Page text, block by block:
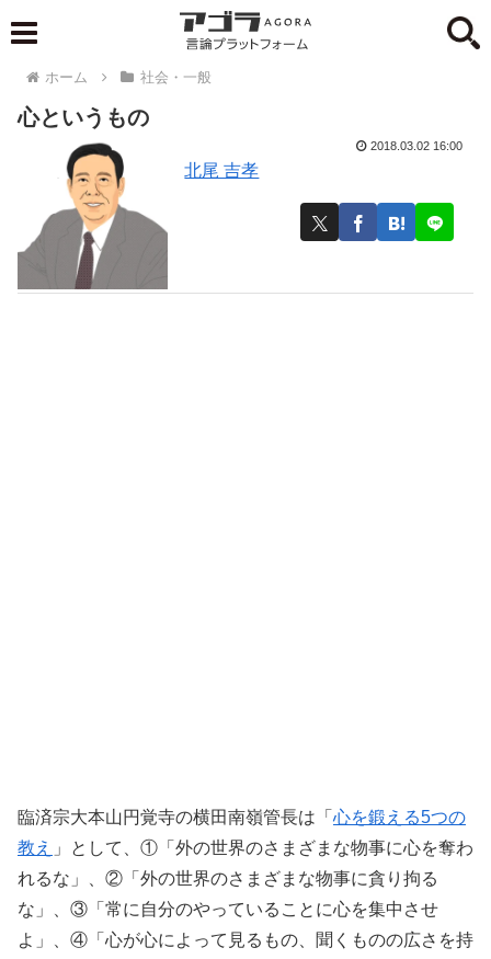
ホーム 社会・一般
心というもの
北尾 吉孝
2018.03.02 16:00
臨済宗大本山円覚寺の横田南嶺管長は「 心を鍛える5つの
教え
」として、①「外の世界のさまざまな物事に心を奪わ
れるな」、②「外の世界のさまざまな物事に貪り拘る
な」、③「常に自分のやっていることに心を集中させ
よ」、④「心が心によって見るもの、聞くものの広さを持